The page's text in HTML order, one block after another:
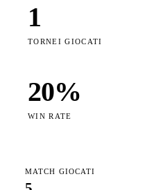
1
TORNEI GIOCATI
20%
WIN RATE
MATCH GIOCATI